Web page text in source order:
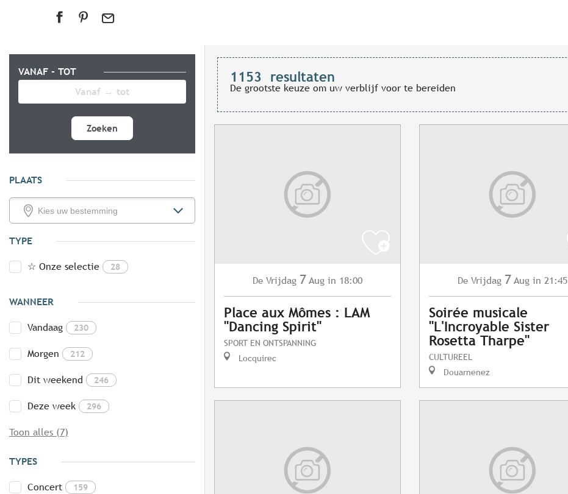
VANAF - TOT
Zoeken
PLAATS
TYPE
☆ Onze selectie 28
WANNEER
Vandaag 230
Morgen 212
Dit weekend 246
Deze week 296
Toon alles (7)
TYPES
Concert 159
1153 resultaten
De grootste keuze om uw verblijf voor te bereiden
De Vrijdag 7 Aug in 18:00
Place aux Mômes : LAM
"Dancing Spirit"
SPORT EN ONTSPANNING
Locquirec
De Vrijdag 7 Aug in 21:45
Soirée musicale
"L'Incroyable Sister
Rosetta Tharpe"
CULTUREEL
Douarnenez